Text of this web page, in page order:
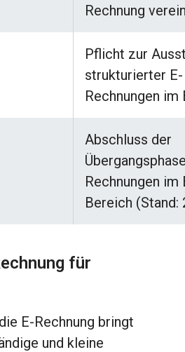
Rechnung
Pflicht zur
strukturierter E-
Rechnungen im
Abschluss der
Rechnungen im
Bereich (Stand:
für
E-Rechnung bringt
und kleine